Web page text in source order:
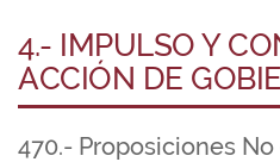
4.- IMPULSO Y
ACCIÓN DE
470.- Proposiciones